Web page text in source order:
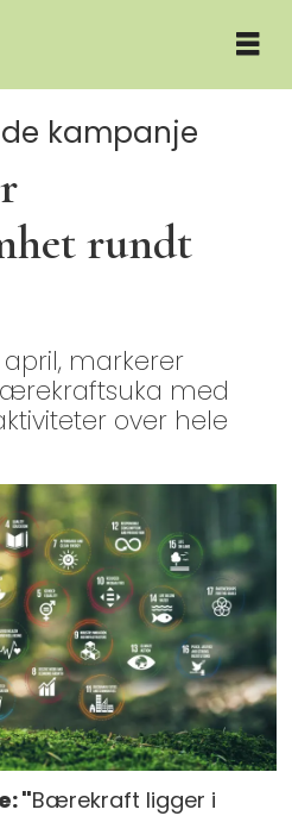
kampanje
rundt
april, markerer
med
over hele
"Bærekraft ligger i